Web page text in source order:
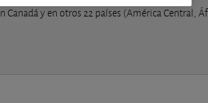
y en otros 22 países (América Central,